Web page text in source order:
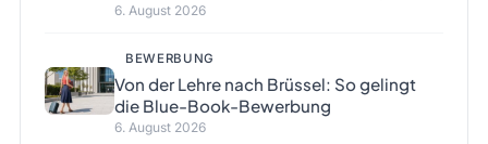
6. August 2026
BEWERBUNG
Von der Lehre nach Brüssel: So gelingt
die Blue-Book-Bewerbung
6. August 2026